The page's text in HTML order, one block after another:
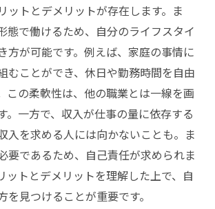
ットとデメリットが存在します。ま
態で働けるため、自分のライフスタイ
方が可能です。例えば、家庭の事情に
むことができ、休日や勤務時間を自由
この柔軟性は、他の職業とは一線を画
。一方で、収入が仕事の量に依存する
入を求める人には向かないことも。ま
要であるため、自己責任が求められま
ットとデメリットを理解した上で、自
を見つけることが重要です。